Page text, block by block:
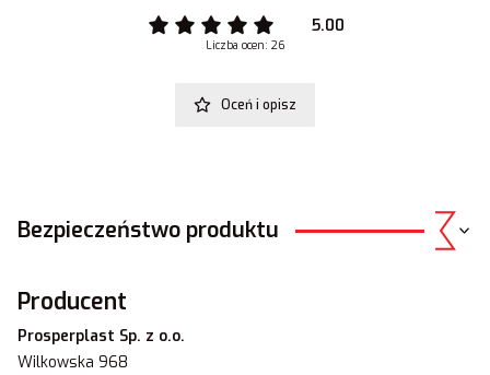
5.00
Liczba ocen: 26
Oceń i opisz
Bezpieczeństwo produktu
Producent
Prosperplast Sp. z o.o.
Wilkowska 968